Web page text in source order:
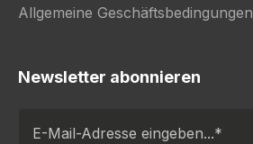
Allgemeine Geschäftsbedingungen
Newsletter abonnieren